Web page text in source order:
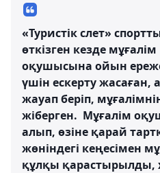
«Туристік слет»
өткізген кезде
оқушысына ойын
үшін ескерту жасаған,
жауап беріп,
жіберген. Мұғалім
алып, өзіне қарай
жөніндегі кеңесімен
құлқы қарастырылды,